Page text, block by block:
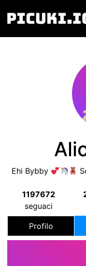
Ehi Bybby
1197672
seguaci
Profilo